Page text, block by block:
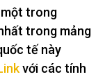
trong
trong mảng
tế này
với các tính